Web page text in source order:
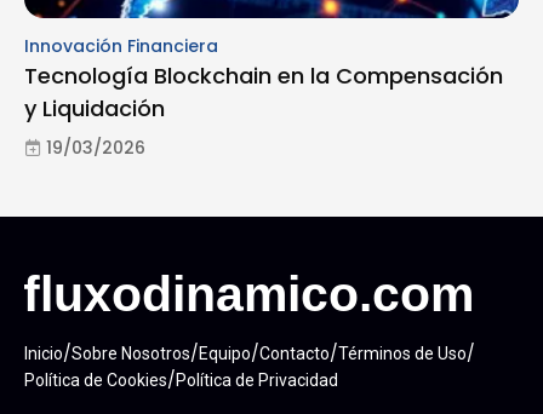
Innovación Financiera
Tecnología Blockchain en la Compensación
y Liquidación
19/03/2026
Inicio/Sobre Nosotros/Equipo/Contacto/Términos de Uso/
Política de Cookies/Política de Privacidad